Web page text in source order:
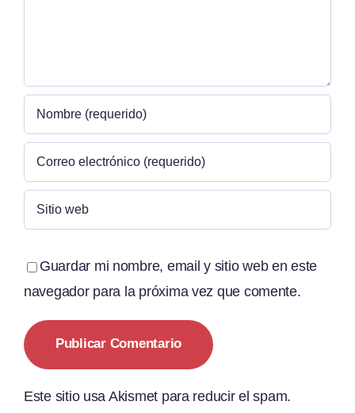
Guardar mi nombre, email y sitio web en este
navegador para la próxima vez que comente.
Este sitio usa Akismet para reducir el spam.